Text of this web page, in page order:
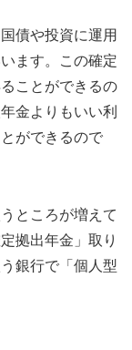
債や投資に運用
ます。この確定
ことができるの
金よりもいい利
ができるので
ところが増えて
拠出年金」取り
銀行で「個人型